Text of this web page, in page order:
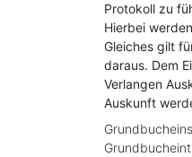
Protokoll zu
Hierbei
Gleiches gilt
daraus. Dem
Verlangen
Auskunft